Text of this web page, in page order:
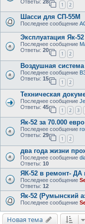
Ответы: 28
1 2
Шасси для СП-55М
Последнее сообщение
Эксплуатация Як-
Последнее сообщение
Ответы: 20
1 2
Воздушная
Последнее сообщение
Ответы: 15
1 2
Техническая
Последнее сообщение
Ответы: 45
1 2 3
Як-52 за 70.000
Последнее сообщение
Ответы: 29
1 2
два года жизни
Последнее сообщение
Ответы: 10
ЯК-52 в ремонт- ДА
Последнее сообщение
Ответы: 12
Як-52 (Румынский
Последнее сообщение
Новая тема